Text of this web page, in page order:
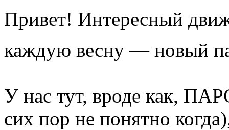
Привет! Интересный
каждую весну — новый
У нас тут, вроде как,
сих пор не понятно